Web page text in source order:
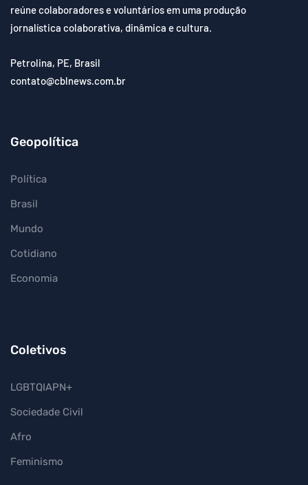
reúne colaboradores e voluntários em uma produção
jornalística colaborativa, dinâmica e cultura.
Petrolina, PE, Brasil
contato@cblnews.com.br
Geopolítica
Política
Brasil
Mundo
Cotidiano
Economia
Coletivos
LGBTQIAPN+
Sociedade Civil
Afro
Feminismo